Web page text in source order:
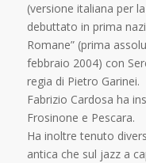
(versione italiana per
debuttato in prima
Romane” (prima
febbraio 2004) con
regia di Pietro Garinei.
Fabrizio Cardosa ha
Frosinone e Pescara.
Ha inoltre tenuto
antica che sul jazz a